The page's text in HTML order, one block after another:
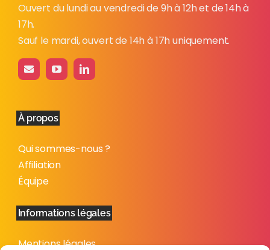
Ouvert du lundi au vendredi de 9h à 12h et de 14h à
17h.
Sauf le mardi, ouvert de 14h à 17h uniquement.
À propos
Qui sommes-nous ?
Affiliation
Équipe
Informations légales
Mentions légales